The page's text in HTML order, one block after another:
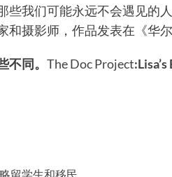
些我们可能永远不会遇见的
摄影师，作品发表在《华
不同。 The Doc Project: